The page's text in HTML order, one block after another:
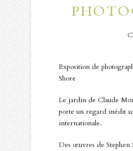
Exposition de
Shore
Le jardin de Claude
porte un regard inédit
internationale.
Des œuvres de Stephen